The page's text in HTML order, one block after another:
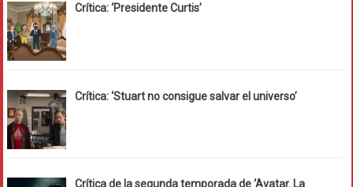
Crítica: ‘Presidente Curtis’
Crítica: ‘Stuart no consigue salvar el universo’
Crítica de la segunda temporada de ‘Avatar. La